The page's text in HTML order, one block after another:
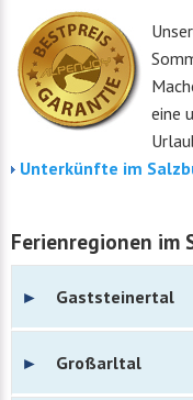
eine
Unterkünfte im
Ferienregionen im
Gaststeinertal
Großarltal